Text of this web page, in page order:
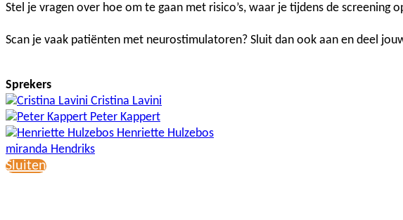
Stel je vragen over hoe om te gaan met risico’s, waar je tijdens de
Scan je vaak patiënten met neurostimulatoren? Sluit dan ook aan en deel
Sprekers
Cristina Lavini
Peter Kappert
Henriette Hulzebos
miranda Hendriks
Sluiten